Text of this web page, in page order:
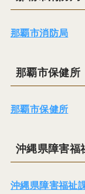
那覇市消防局
那覇市保健所
那覇市保健所
沖縄県障害福
沖縄県障害福祉